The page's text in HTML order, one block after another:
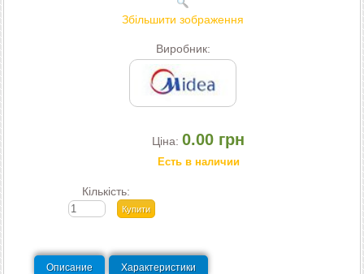
Збільшити зображення
Виробник:
Ціна: 0.00 грн
Есть в наличии
Кількість:
Описание Характеристики